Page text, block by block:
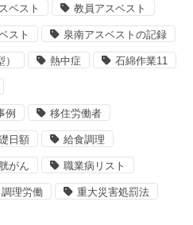
ベスト 教員アスベスト
スト 泉南アスベストの記録
熱中症 石綿作業11
例 移住労働者
日額 給食調理
がん 職業病リスト
調理労働 重大災害処罰法